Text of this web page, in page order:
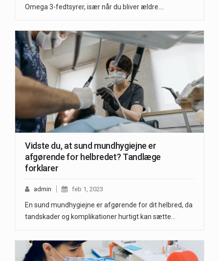
Omega 3-fedtsyrer, især når du bliver ældre.…
Vidste du, at sund mundhygiejne er
afgørende for helbredet? Tandlæge
forklarer
admin feb 1, 2023
En sund mundhygiejne er afgørende for dit helbred, da
tandskader og komplikationer hurtigt kan sætte…